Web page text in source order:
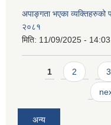
अपाङ्गता भएका व्यक्तिहरुको
२०८१
मिति: 11/09/2025 - 14:03
Pages
1 2 3
अन्य